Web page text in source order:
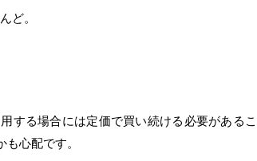
ど。
する場合には定価で買い続ける必要があるこ
心配です。